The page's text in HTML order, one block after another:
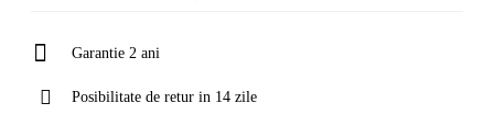
Garantie 2 ani
Posibilitate de retur in 14 zile